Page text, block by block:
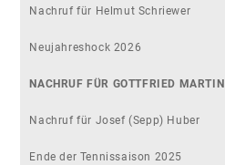
Nachruf für Helmut Schriewer
Neujahreshock 2026
NACHRUF FÜR GOTTFRIED MARTIN
Nachruf für Josef (Sepp) Huber
Ende der Tennissaison 2025